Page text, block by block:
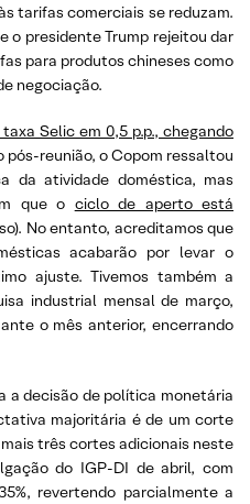
tarifas comerciais se reduzam.
o presidente Trump rejeitou dar
para produtos chineses como
negociação.
Selic em 0,5 p.p., chegando
pós-reunião, o Copom ressaltou
da atividade doméstica, mas
que o ciclo de aperto está
No entanto, acreditamos que
acabarão por levar o
ajuste. Tivemos também a
industrial mensal de março,
o mês anterior, encerrando
a decisão de política monetária
majoritária é de um corte
três cortes adicionais neste
do IGP-DI de abril, com
revertendo parcialmente a